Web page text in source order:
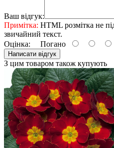
Ваш відгук:
Примітка: HTML розмітка не
звичайний текст.
Оцінка: Погано
Написати відгук
З цим товаром також купують